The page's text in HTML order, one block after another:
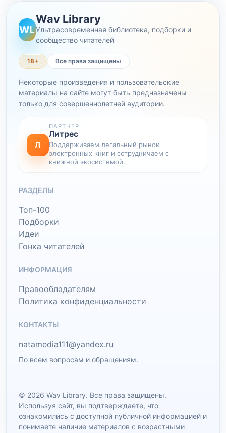
WL
Wav Library
Ультрасовременная библиотека, подборки и
сообщество читателей
18+ Все права защищены
Некоторые произведения и пользовательские
материалы на сайте могут быть предназначены
только для совершеннолетней аудитории.
Л
ПАРТНЕР
Литрес
Поддерживаем легальный рынок
электронных книг и сотрудничаем с
книжной экосистемой.
РАЗДЕЛЫ
Топ-100
Подборки
Идеи
Гонка читателей
ИНФОРМАЦИЯ
Правообладателям
Политика конфиденциальности
КОНТАКТЫ
natamedia111@yandex.ru
По всем вопросам и обращениям.
© 2026 Wav Library. Все права защищены.
Используя сайт, вы подтверждаете, что
ознакомились с доступной публичной информацией и
понимаете наличие материалов с возрастными